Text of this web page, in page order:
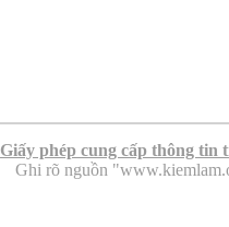
Giấy phép cung cấp thông tin
Ghi rõ nguồn